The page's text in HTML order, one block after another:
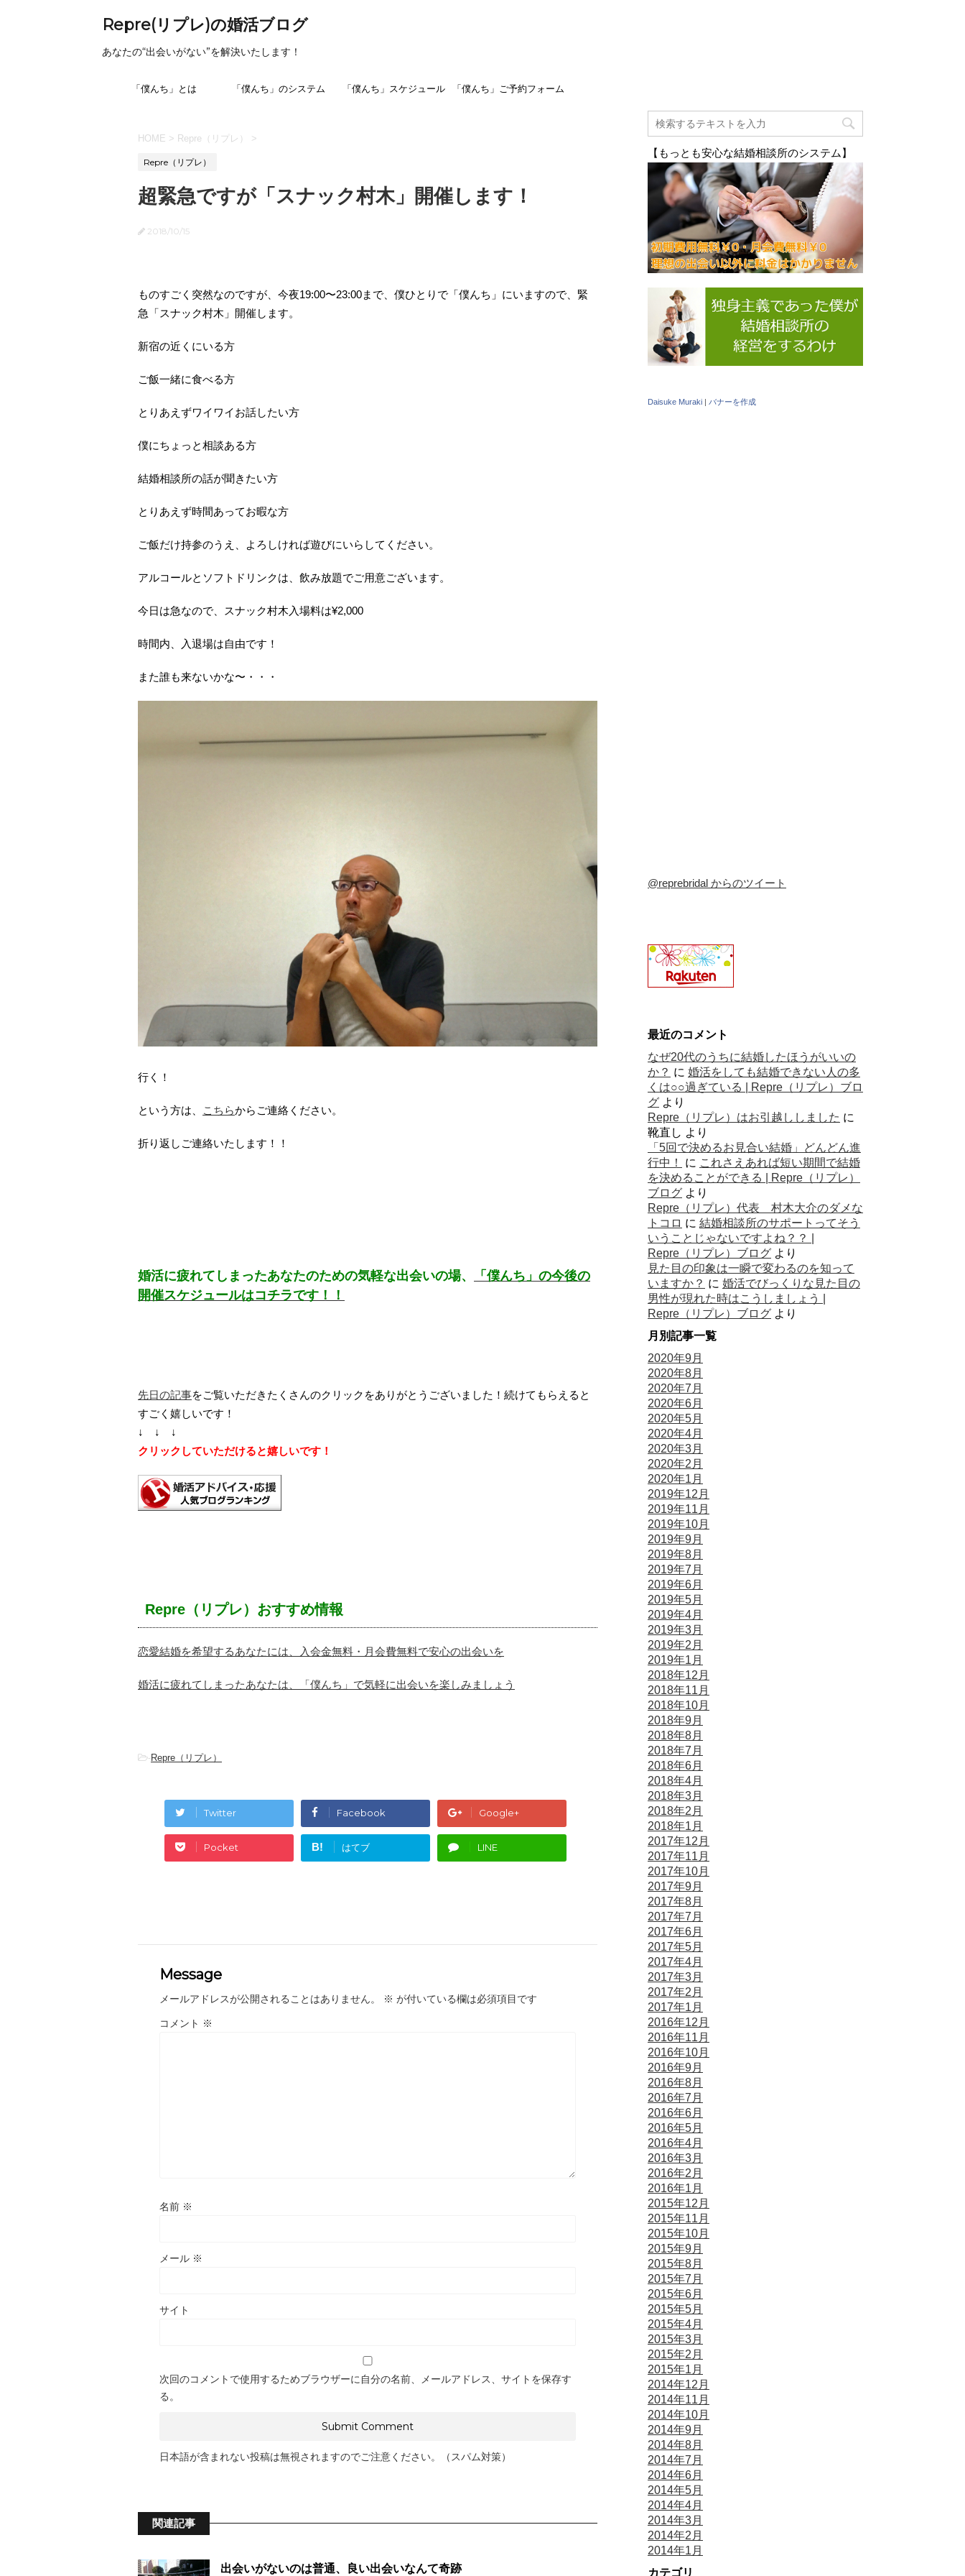
Repre(リプレ)の婚活ブログ
あなたの“出会いがない”を解決いたします！
「僕んち」とは 「僕んち」のシステム 「僕んち」スケジュール 「僕んち」ご予約フォーム
HOME > Repre（リプレ） >
Repre（リプレ）
超緊急ですが「スナック村木」開催します！
2018/10/15
ものすごく突然なのですが、今夜19:00〜23:00まで、僕ひとりで「僕んち」にいますので、緊
急「スナック村木」開催します。
新宿の近くにいる方
ご飯一緒に食べる方
とりあえずワイワイお話したい方
僕にちょっと相談ある方
結婚相談所の話が聞きたい方
とりあえず時間あってお暇な方
ご飯だけ持参のうえ、よろしければ遊びにいらしてください。
アルコールとソフトドリンクは、飲み放題でご用意ございます。
今日は急なので、スナック村木入場料は¥2,000
時間内、入退場は自由です！
また誰も来ないかな〜・・・
行く！
という方は、 こちらからご連絡ください。
折り返しご連絡いたします！！
婚活に疲れてしまったあなたのための気軽な出会いの場、
「僕んち」の今後の
開催スケジュールはコチラです！！
先日の記事をご覧いただきたくさんのクリックをありがとうございました！続けてもらえると
すごく嬉しいです！
↓ ↓ ↓
クリックしていただけると嬉しいです！
Repre（リプレ）おすすめ情報
恋愛結婚を希望するあなたには、入会金無料・月会費無料で安心の出会いを
婚活に疲れてしまったあなたは、「僕んち」で気軽に出会いを楽しみましょう
-Repre（リプレ）
Twitter Facebook Google+
Pocket B! はてブ LINE
Message
メールアドレスが公開されることはありません。 ※ が付いている欄は必須項目です
コメント ※
名前 ※
メール ※
サイト
次回のコメントで使用するためブラウザーに自分の名前、メールアドレス、サイトを保存す
る。
日本語が含まれない投稿は無視されますのでご注意ください。（スパム対策）
関連記事
出会いがないのは普通、良い出会いなんて奇跡
【もっとも安心な結婚相談所のシステム】
Daisuke Muraki | バナーを作成
@reprebridal からのツイート
最近のコメント
なぜ20代のうちに結婚したほうがいいの
か？ に 婚活をしても結婚できない人の多
くは○○過ぎている | Repre（リプレ）ブロ
グ より
Repre（リプレ）はお引越ししました に
靴直し より
「5回で決めるお見合い結婚」どんどん進
行中！
に これさえあれば短い期間で結婚
を決めることができる | Repre（リプレ）
ブログ より
Repre（リプレ）代表 村木大介のダメな
トコロ に 結婚相談所のサポートってそう
いうことじゃないですよね？？ |
Repre（リプレ）ブログ より
見た目の印象は一瞬で変わるのを知って
いますか？ に 婚活でびっくりな見た目の
男性が現れた時はこうしましょう |
Repre（リプレ）ブログ より
月別記事一覧
2020年9月
2020年8月
2020年7月
2020年6月
2020年5月
2020年4月
2020年3月
2020年2月
2020年1月
2019年12月
2019年11月
2019年10月
2019年9月
2019年8月
2019年7月
2019年6月
2019年5月
2019年4月
2019年3月
2019年2月
2019年1月
2018年12月
2018年11月
2018年10月
2018年9月
2018年8月
2018年7月
2018年6月
2018年4月
2018年3月
2018年2月
2018年1月
2017年12月
2017年11月
2017年10月
2017年9月
2017年8月
2017年7月
2017年6月
2017年5月
2017年4月
2017年3月
2017年2月
2017年1月
2016年12月
2016年11月
2016年10月
2016年9月
2016年8月
2016年7月
2016年6月
2016年5月
2016年4月
2016年3月
2016年2月
2016年1月
2015年12月
2015年11月
2015年10月
2015年9月
2015年8月
2015年7月
2015年6月
2015年5月
2015年4月
2015年3月
2015年2月
2015年1月
2014年12月
2014年11月
2014年10月
2014年9月
2014年8月
2014年7月
2014年6月
2014年5月
2014年4月
2014年3月
2014年2月
2014年1月
カテゴリ